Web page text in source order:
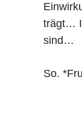
trägt…
sind…
So.